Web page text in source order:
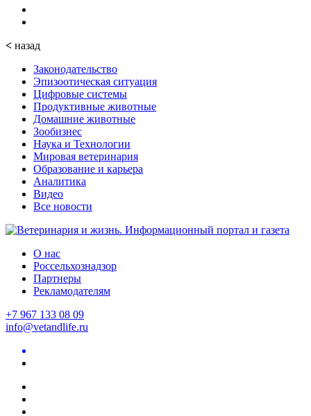
< назад
Законодательство
Эпизоотическая ситуация
Цифровые системы
Продуктивные животные
Домашние животные
Зообизнес
Наука и Технологии
Мировая ветеринария
Образование и карьера
Аналитика
Видео
Все новости
О нас
Россельхознадзор
Партнеры
Рекламодателям
+7 967 133 08 09
info@vetandlife.ru